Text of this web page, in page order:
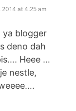
2014 at 4:25 am
ya blogger
deno dah
Heee …
nestle,